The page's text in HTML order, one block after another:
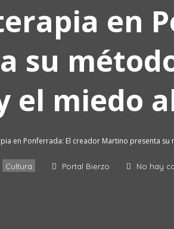
en
su
el miedo
en Ponferrada: El creador Martino presenta
Cultura Portal Bierzo No hay